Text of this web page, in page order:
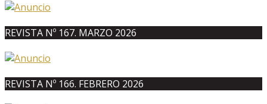
REVISTA Nº 167. MARZO 2026
REVISTA Nº 166. FEBRERO 2026